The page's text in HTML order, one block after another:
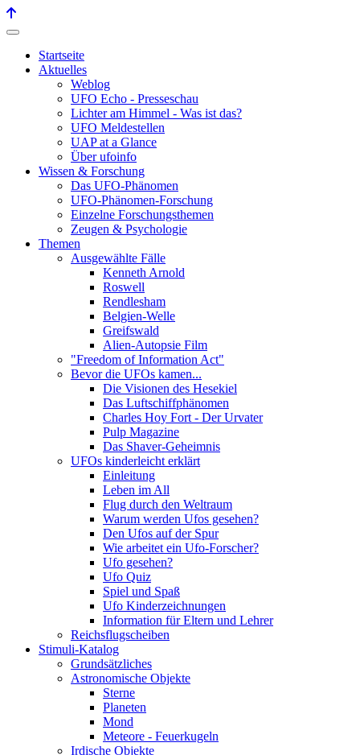
Startseite
Aktuelles
Weblog
UFO Echo - Presseschau
Lichter am Himmel - Was ist das?
UFO Meldestellen
UAP at a Glance
Über ufoinfo
Wissen & Forschung
Das UFO-Phänomen
UFO-Phänomen-Forschung
Einzelne Forschungsthemen
Zeugen & Psychologie
Themen
Ausgewählte Fälle
Kenneth Arnold
Roswell
Rendlesham
Belgien-Welle
Greifswald
Alien-Autopsie Film
"Freedom of Information Act"
Bevor die UFOs kamen...
Die Visionen des Hesekiel
Das Luftschiffphänomen
Charles Hoy Fort - Der Urvater
Pulp Magazine
Das Shaver-Geheimnis
UFOs kinderleicht erklärt
Einleitung
Leben im All
Flug durch den Weltraum
Warum werden Ufos gesehen?
Den Ufos auf der Spur
Wie arbeitet ein Ufo-Forscher?
Ufo gesehen?
Ufo Quiz
Spiel und Spaß
Ufo Kinderzeichnungen
Information für Eltern und Lehrer
Reichsflugscheiben
Stimuli-Katalog
Grundsätzliches
Astronomische Objekte
Sterne
Planeten
Mond
Meteore - Feuerkugeln
Irdische Objekte